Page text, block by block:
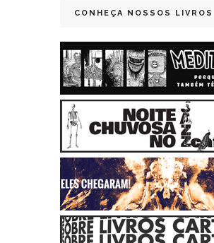
CONHEÇA NOSSOS